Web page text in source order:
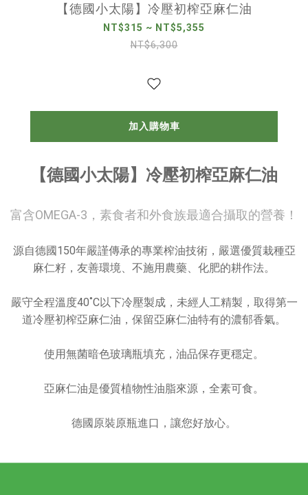
【德國小太陽】冷壓初榨亞麻仁油
NT$315 ~ NT$5,355
NT$6,300
加入購物車
【德國小太陽】冷壓初榨亞麻仁油
富含OMEGA-3，素食者和外食族最適合攝取的營養！
源自德國150年嚴謹傳承的專業榨油技術，嚴選優質栽種亞
麻仁籽，友善環境、不施用農藥、化肥的耕作法。
嚴守全程溫度40˚C以下冷壓製成，未經人工精製，取得第一
道冷壓初榨亞麻仁油，保留亞麻仁油特有的濃郁香氣。
使用無菌暗色玻璃瓶填充，油品保存更穩定。
亞麻仁油是優質植物性油脂來源，全素可食。
德國原裝原瓶進口，讓您好放心。